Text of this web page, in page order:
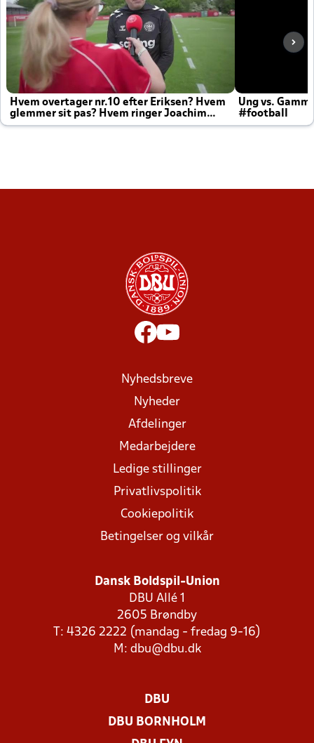
Hvem overtager nr.10 efter Eriksen? Hvem
glemmer sit pas? Hvem ringer Joachim
altid til efter kampe?
Ung vs.
#football
Nyhedsbreve
Nyheder
Afdelinger
Medarbejdere
Ledige stillinger
Privatlivspolitik
Cookiepolitik
Betingelser og vilkår
Dansk Boldspil-Union
DBU Allé 1
2605 Brøndby
T: 4326 2222 (mandag - fredag 9-16)
M: dbu@dbu.dk
DBU
DBU BORNHOLM